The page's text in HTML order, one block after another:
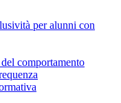
per alunni con
comportamento